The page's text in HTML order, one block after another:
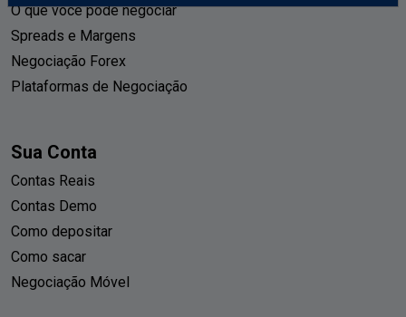
O que você pode negociar
Spreads e Margens
Negociação Forex
Plataformas de Negociação
Sua Conta
Contas Reais
Contas Demo
Como depositar
Como sacar
Negociação Móvel